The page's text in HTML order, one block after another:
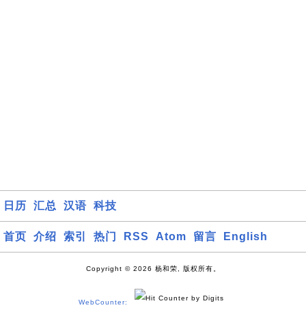
日历 汇总 汉语 科技
首页 介绍 索引 热门 RSS Atom 留言 English
Copyright © 2026 杨和荣, 版权所有。
WebCounter: